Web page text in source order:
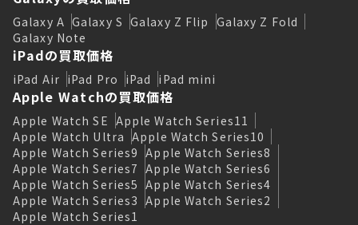
Galaxy A Galaxy S Galaxy Z Flip Galaxy Z Fold
Galaxy Note
iPadの買取価格
iPad Air iPad Pro iPad iPad mini
Apple Watchの買取価格
Apple Watch SE Apple Watch Series11
Apple Watch Ultra Apple Watch Series10
Apple Watch Series9 Apple Watch Series8
Apple Watch Series7 Apple Watch Series6
Apple Watch Series5 Apple Watch Series4
Apple Watch Series3 Apple Watch Series2
Apple Watch Series1